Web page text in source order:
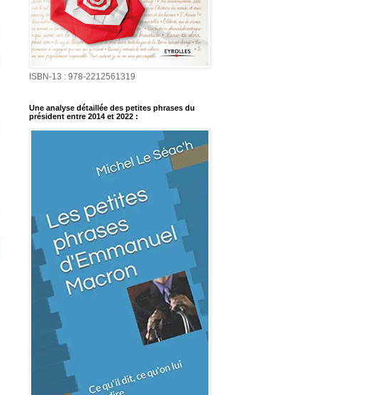
ISBN-13 : 978-2212561319
Une analyse détaillée des petites phrases du
président entre 2014 et 2022 :